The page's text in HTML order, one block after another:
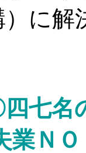
に
四七
業Ｎ